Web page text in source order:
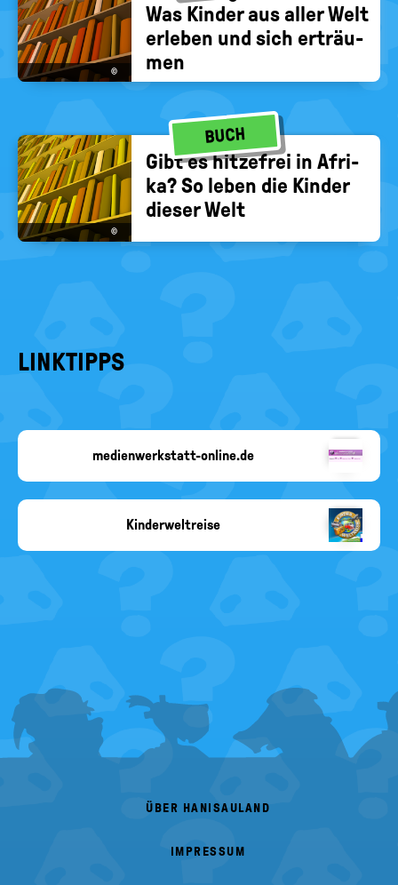
©
Was Kin­der aus aller Welt
er­le­ben und sich er­träu­
men
BUCH
©
Gibt es hit­ze­frei in Afri­
ka? So leben die Kin­der
die­ser Welt
LINKTIPPS
fehlt
medienwerkstatt-online.de
Kinderweltreise
FOOTER
MENU
ÜBER HANISAULAND
IMPRESSUM